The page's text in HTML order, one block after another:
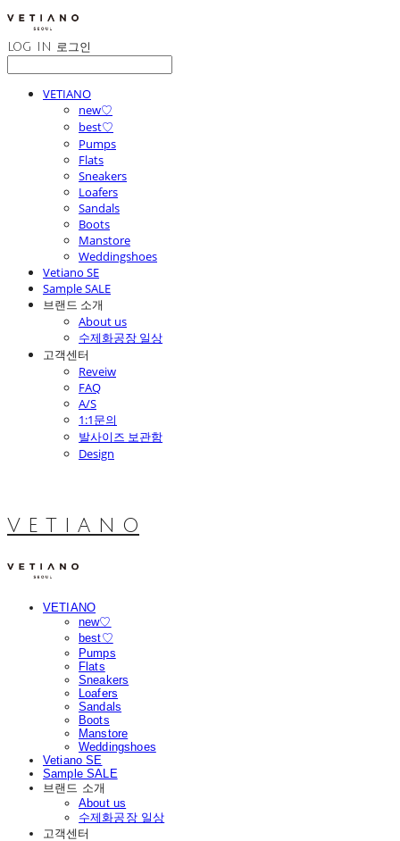
LOG IN 로그인
VETIANO
new♡
best♡
Pumps
Flats
Sneakers
Loafers
Sandals
Boots
Manstore
Weddingshoes
Vetiano SE
Sample SALE
브랜드 소개
About us
수제화공장 일상
고객센터
Reveiw
FAQ
A/S
1:1문의
발사이즈 보관함
Design
V E T I A N O
VETIANO
new♡
best♡
Pumps
Flats
Sneakers
Loafers
Sandals
Boots
Manstore
Weddingshoes
Vetiano SE
Sample SALE
브랜드 소개
About us
수제화공장 일상
고객센터